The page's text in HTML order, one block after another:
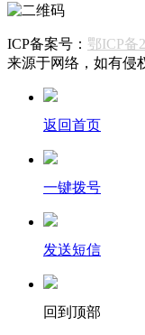
ICP备案号： 鄂ICP备
来源于网络，如有侵
返回首页
一键拨号
发送短信
回到顶部